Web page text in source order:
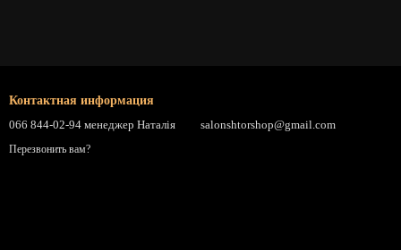
Контактная информация
066 844-02-94 менеджер Наталія
Перезвонить вам?
salonshtorshop@gmail.com